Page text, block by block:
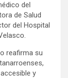
del
de Salud
del Hospital
reafirma su
y